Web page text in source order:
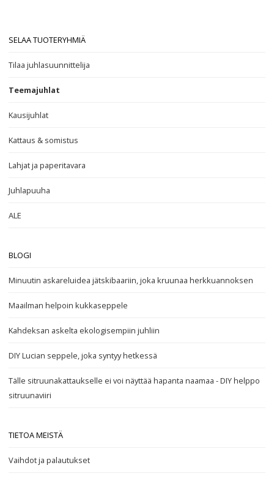
SELAA TUOTERYHMIÄ
Tilaa juhlasuunnittelija
Teemajuhlat
Kausijuhlat
Kattaus & somistus
Lahjat ja paperitavara
Juhlapuuha
ALE
BLOGI
Minuutin askareluidea jätskibaariin, joka kruunaa herkkuannoksen
Maailman helpoin kukkaseppele
Kahdeksan askelta ekologisempiin juhliin
DIY Lucian seppele, joka syntyy hetkessä
Tälle sitruunakattaukselle ei voi näyttää hapanta naamaa - DIY helppo
sitruunaviiri
TIETOA MEISTÄ
Vaihdot ja palautukset